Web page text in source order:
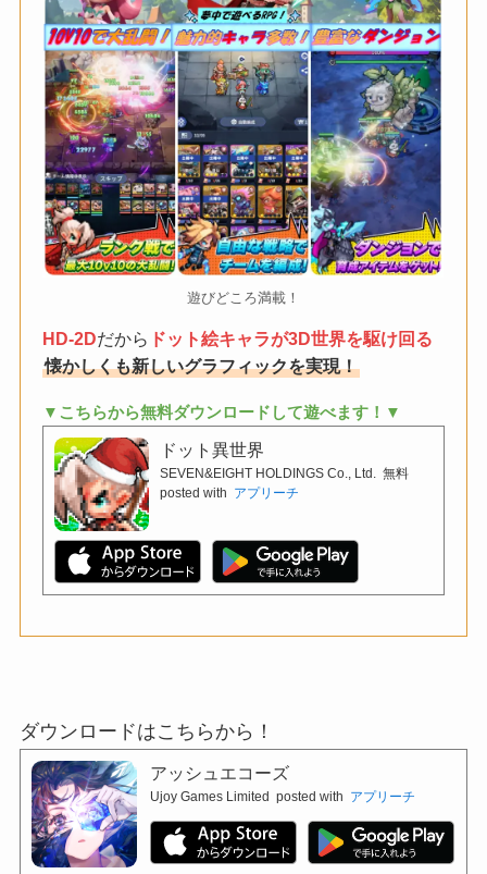
遊びどころ満載！
HD-2Dだから ドット絵キャラが3D世界を駆け回る
懐かしくも新しいグラフィックを実現！
▼こちらから無料ダウンロードして遊べます！▼
ドット異世界
SEVEN&EIGHT HOLDINGS Co., Ltd.
無料
posted with アプリーチ
ダウンロードはこちらから！
アッシュエコーズ
Ujoy Games Limited posted with アプリーチ